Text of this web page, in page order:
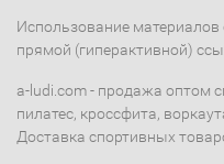
Использование
прямой (гиперактивной)
a-ludi.com - продажа оптом
пилатес, кроссфита,
Доставка спортивных